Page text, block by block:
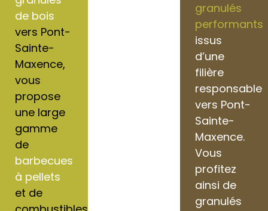
de bois
vers Pont-
Sainte-
Maxence,
vous
propose
une large
gamme
de
barbecues
à pellets
et de
granulés
performants
issus
d’une
filière
responsable
vers Pont-
Sainte-
Maxence.
Vous
profitez
ainsi de
granulés